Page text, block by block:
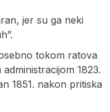
jer su ga neki
tokom ratova
1823.
1851. nakon pritiska